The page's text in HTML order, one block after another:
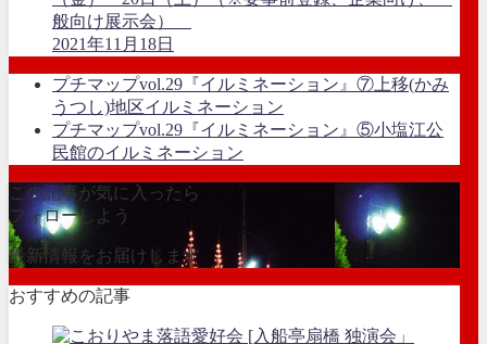
般向け展示会）
2021年11月18日
プチマップvol.29『イルミネーション』⑦上移(かみ
うつし)地区イルミネーション
プチマップvol.29『イルミネーション』⑤小塩江公
民館のイルミネーション
この記事が気に入ったら
フォローしよう
最新情報をお届けします
おすすめの記事